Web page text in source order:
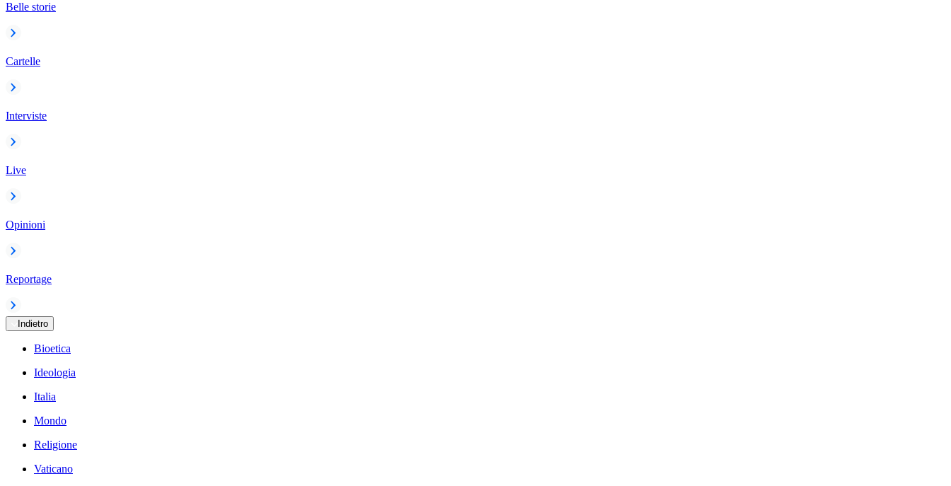
Belle storie
Cartelle
Interviste
Live
Opinioni
Reportage
Indietro
Bioetica
Ideologia
Italia
Mondo
Religione
Vaticano